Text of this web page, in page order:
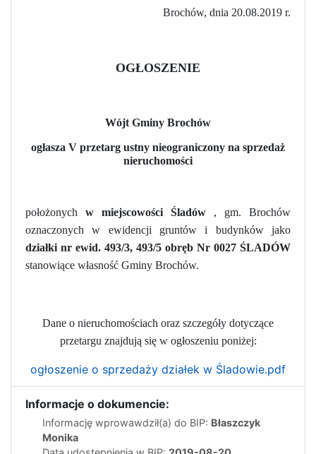
Brochów, dnia 20.08.2019 r.
OGŁOSZENIE
Wójt Gminy Brochów
ogłasza V przetarg ustny nieograniczony na sprzedaż
nieruchomości
położonych w miejscowości Śladów , gm. Brochów
oznaczonych w ewidencji gruntów i budynków jako
działki nr ewid. 493/3, 493/5 obręb Nr 0027 ŚLADÓW
stanowiące własność Gminy Brochów.
Dane o nieruchomościach oraz szczegóły dotyczące
przetargu znajdują się w ogłoszeniu poniżej:
ogłoszenie o sprzedaży działek w Śladowie.pdf
Informacje o dokumencie:
Informację wprowawdził(a) do BIP: Błaszczyk
Monika